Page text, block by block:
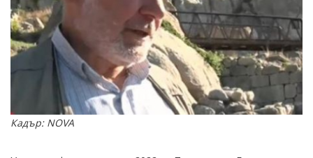
Кадър: NOVA